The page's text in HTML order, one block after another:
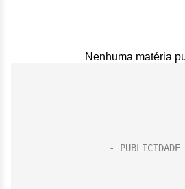
Nenhuma matéria